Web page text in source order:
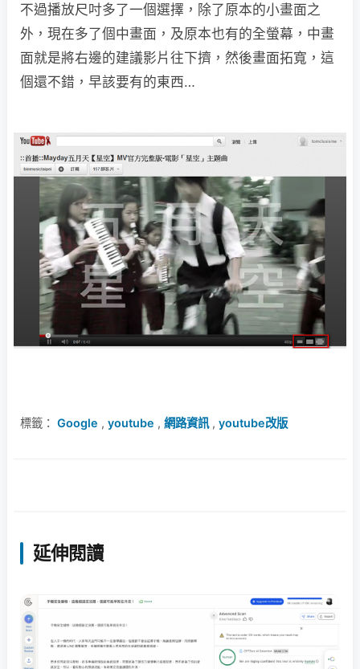
不過播放尺吋多了一個選擇，除了原本的小畫面之
外，現在多了個中畫面，及原本也有的全螢幕，中畫
面就是將右邊的建議影片往下擠，然後畫面拓寬，這
個還不錯，早該要有的東西…
標籤： Google , youtube , 網路資訊, youtube改版
延伸閱讀